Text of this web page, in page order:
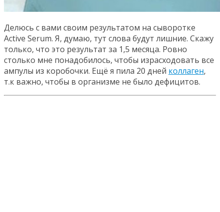
Делюсь с вами своим результатом на сыворотке
Active Serum. Я, думаю, тут слова будут лишние. Скажу
только, что это результат за 1,5 месяца. Ровно
столько мне понадобилось, чтобы израсходовать все
ампулы из коробочки. Ещё я пила 20 дней коллаген,
т.к важно, чтобы в организме не было дефицитов.